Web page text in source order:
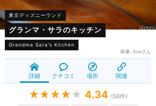
東京ディズニーランド
グランマ・サラのキッチン
Grandma Sara's Kitchen
画像: Asaさん
詳細 クチコミ 場所 関連
★★★★ ★ 4.34 (56件)